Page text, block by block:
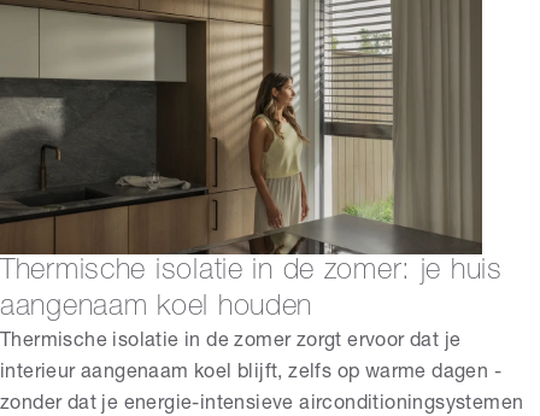
Thermische isolatie in de zomer: je huis
aangenaam koel houden
Thermische isolatie in de zomer zorgt ervoor dat je
interieur aangenaam koel blijft, zelfs op warme dagen -
zonder dat je energie-intensieve airconditioningsystemen